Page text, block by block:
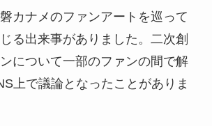
カナメのファンアートを巡って
る出来事がありました。二次創
について一部のファンの間で解
上で議論となったことがありま